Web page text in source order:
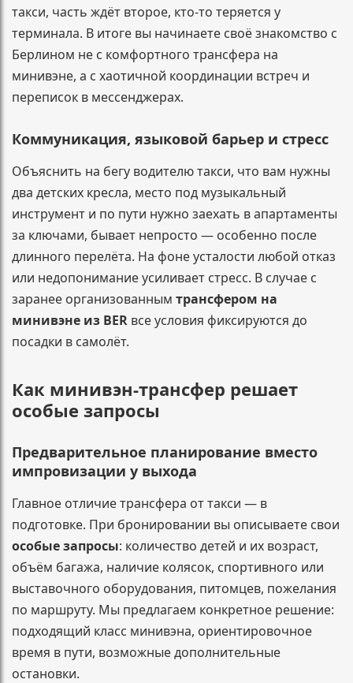
такси, часть ждёт второе, кто-то теряется у
терминала. В итоге вы начинаете своё знакомство с
Берлином не с комфортного трансфера на
минивэне, а с хаотичной координации встреч и
переписок в мессенджерах.
Коммуникация, языковой барьер и стресс
Объяснить на бегу водителю такси, что вам нужны
два детских кресла, место под музыкальный
инструмент и по пути нужно заехать в апартаменты
за ключами, бывает непросто — особенно после
длинного перелёта. На фоне усталости любой отказ
или недопонимание усиливает стресс. В случае с
заранее организованным трансфером на
минивэне из BER все условия фиксируются до
посадки в самолёт.
Как минивэн-трансфер решает
особые запросы
Предварительное планирование вместо
импровизации у выхода
Главное отличие трансфера от такси — в
подготовке. При бронировании вы описываете свои
особые запросы: количество детей и их возраст,
объём багажа, наличие колясок, спортивного или
выставочного оборудования, питомцев, пожелания
по маршруту. Мы предлагаем конкретное решение:
подходящий класс минивэна, ориентировочное
время в пути, возможные дополнительные
остановки.